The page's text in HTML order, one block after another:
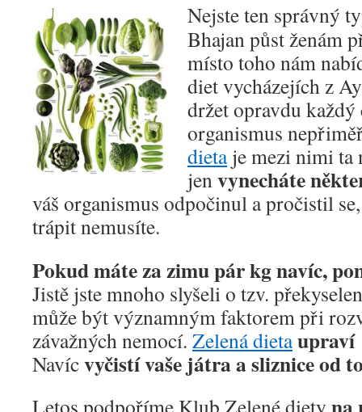
Nejste ten správný
Bhajan půst ženám
místo toho nám
diet vycházejích z
držet opravdu
organismus
dietaje mezi nimi ta
jenvynecháte
váš organismus odpočinul a pročistil
trápit nemusíte.
Pokud máte za zimu pár kg navíc,
Jistě jste mnoho slyšeli o tzv.
může být významným faktorem při
závažných nemocí. Zelená dietaupraví
Navícvyčistí vaše játra a sliznice od
Letos podpoříme Klub Zelené diety